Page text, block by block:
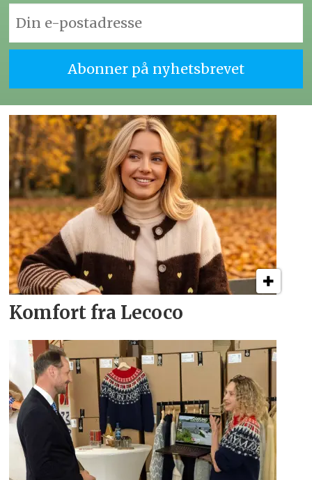
Komfort fra Lecoco